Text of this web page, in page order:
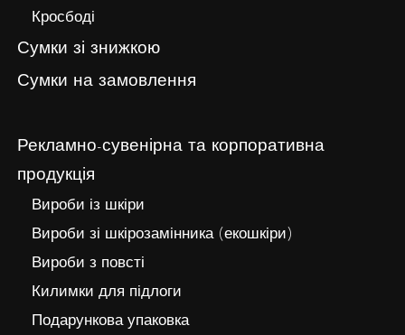
Кросбоді
Сумки зі знижкою
Сумки на замовлення
Рекламно-сувенірна та корпоративна
продукція
Вироби із шкіри
Вироби зі шкірозамінника (екошкіри)
Вироби з повсті
Килимки для підлоги
Подарункова упаковка